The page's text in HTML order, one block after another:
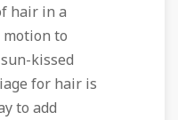
hair in a
to
kissed
for hair is
to add